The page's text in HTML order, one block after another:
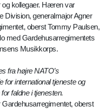
kollegaer. Hæren var
Division, generalmajor Agner
oberst Tommy Paulsen,
med Gardehusarregimentets
Musikkorps.
fra højre NATO’s
international tjeneste og
faldne i tjenesten.
oberst